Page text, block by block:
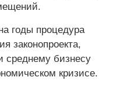
годы процедура
законопроекта,
среднему бизнесу
кризисе.